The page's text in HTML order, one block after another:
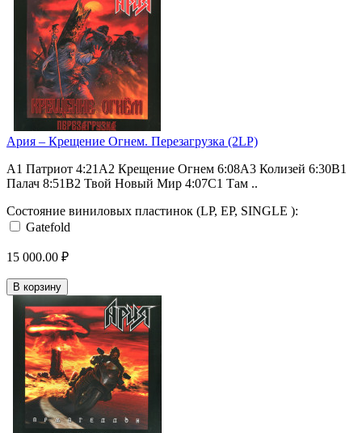
Ария – Крещение Огнем. Перезагрузка (2LP)
A1 Патриот 4:21A2 Крещение Огнем 6:08A3 Колизей 6:30B1
Палач 8:51B2 Твой Новый Мир 4:07C1 Там ..
Состояние виниловых пластинок (LP, EP, SINGLE ):
Gatefold
15 000.00 ₽
В корзину